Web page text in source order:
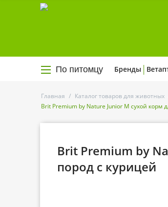
По питомцу Бренды
Главная / Каталог товаров для животных
Brit Premium by Nature Junior M сухой корм
Brit Premium by
пород с курицей